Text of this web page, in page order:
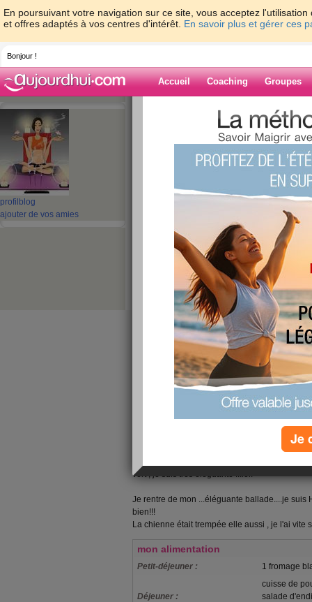
En poursuivant votre navigation sur ce site, vous acceptez
et offres adaptés à vos centres d'intérêt. En savoir plus et gérer ces
Bonjour !
Accueil Coaching Groupes
profil blog
ajouter de vos amies
> >
Blog de Lilou05
Aujourd'hui
Je l'emmène chez mon garagiste pour la
Et il pleut , bien sur ....mais ce n'est pas grave
vert , je suis très éléguante ...lol.
Je rentre de mon ...éléguante ballade....je suis
bien!!!
La chienne était trempée elle aussi , je l'ai vite
mon alimentation
Petit-déjeuner : 1 fromage
Déjeuner :
cuisse de
salade
Je